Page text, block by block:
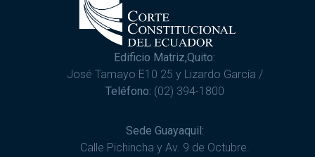
Edificio Matriz,Quito:
José Tamayo E10 25 y Lizardo García /
Teléfono: (02) 394-1800
Sede Guayaquil:
Calle Pichincha y Av. 9 de Octubre.